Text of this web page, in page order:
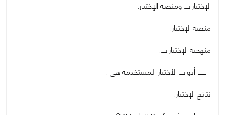
الإختبارات ومنصة الإختبار:
منصة الإختبار:
منهجية الإختبارات:
أدوات الأختبار المستخدمة هي :-
نتائج الإختبار: